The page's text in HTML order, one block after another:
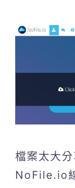
檔案太大
NoFile.io